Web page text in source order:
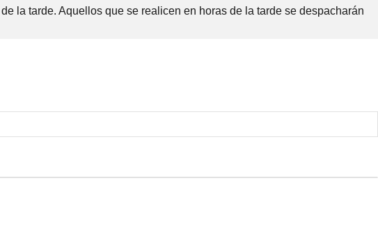
la tarde. Aquellos que se realicen en horas de la tarde se despacharán